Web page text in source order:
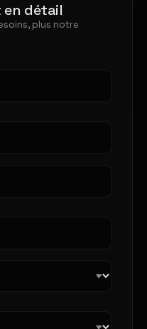
en détail
plus notre